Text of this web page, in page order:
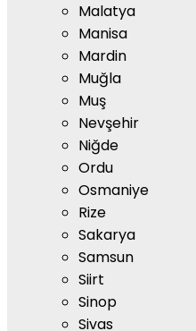
Malatya
Manisa
Mardin
Muğla
Muş
Nevşehir
Niğde
Ordu
Osmaniye
Rize
Sakarya
Samsun
Siirt
Sinop
Sivas